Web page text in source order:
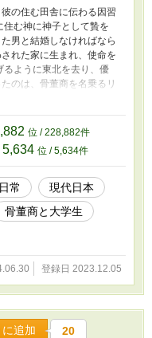
の住む田舎に伝わる因習
む神に神子として贄を
男と結婚しなければなら
れた家に生まれ、使命を
るように東北を去り、優
のは、骨董商を名乗るリ
は完璧で、骨董の知識
はほとんどしないミステ
骨董屋で働くことにな
」と言う。自分の運命の
彼の力になろうと心に決
位 / 228,882件
5,634 位 / 5,634件
日常
現代日本
骨董商と大学生
登録日 2023.12.05
追加 20